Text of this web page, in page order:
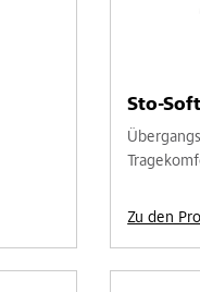
Sto-
Zu den